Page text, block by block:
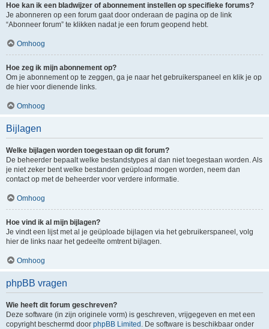
Hoe kan ik een bladwijzer of abonnement instellen op specifieke forums?
Je abonneren op een forum gaat door onderaan de pagina op de link
“Abonneer forum” te klikken nadat je een forum geopend hebt.
Omhoog
Hoe zeg ik mijn abonnement op?
Om je abonnement op te zeggen, ga je naar het gebruikerspaneel en klik je op
de hier voor dienende links.
Omhoog
Bijlagen
Welke bijlagen worden toegestaan op dit forum?
De beheerder bepaalt welke bestandstypes al dan niet toegestaan worden. Als
je niet zeker bent welke bestanden geüpload mogen worden, neem dan
contact op met de beheerder voor verdere informatie.
Omhoog
Hoe vind ik al mijn bijlagen?
Je vindt een lijst met al je geüploade bijlagen via het gebruikerspaneel, volg
hier de links naar het gedeelte omtrent bijlagen.
Omhoog
phpBB vragen
Wie heeft dit forum geschreven?
Deze software (in zijn originele vorm) is geschreven, vrijgegeven en met een
copyright beschermd door phpBB Limited . De software is beschikbaar onder